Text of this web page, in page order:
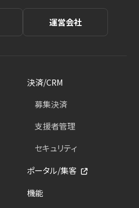
運営会社
決済/CRM
募集決済
支援者管理
セキュリティ
ポータル/集客
機能